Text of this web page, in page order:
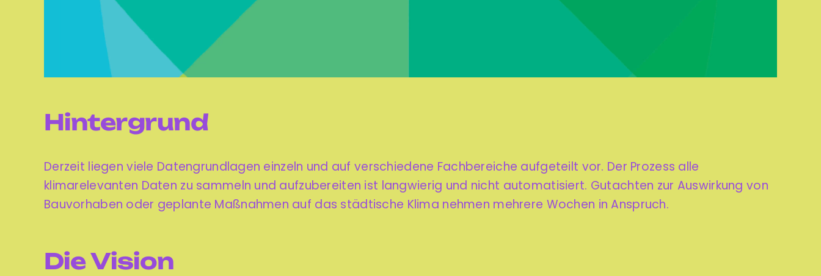
Hintergrund
Derzeit liegen viele Datengrundlagen einzeln und auf verschiedene Fachbereiche aufgeteilt vor. Der Prozess alle
klimarelevanten Daten zu sammeln und aufzubereiten ist langwierig und nicht automatisiert. Gutachten zur Auswirkung von
Bauvorhaben oder geplante Maßnahmen auf das städtische Klima nehmen mehrere Wochen in Anspruch.
Die Vision